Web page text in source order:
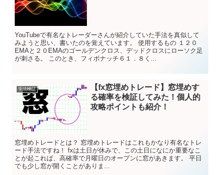
YouTubeで有名なトレーダーさんが紹介していた手法を真似して
みようと思い、書いたのを覚えています。 使用するもの １２０
EMAと２０EMAのゴールデンクロス、デッドクロスにローソク足
が刺さる。 このとき、フィボナッチ６１．８く...
手法検証
【fx窓埋めトレード】窓埋めす
る確率を検証してみた！個人的
攻略ポイントも紹介！
窓埋めトレードとは？ 窓埋めトレードはこれもかなり有名なトレ
ード手法ですね！ fxは土日が休みで、この土日になにか重要なこ
とが起これば、高確率で月曜日のオープンに窓があきます。 平日
でも少し窓が開くことがありま...